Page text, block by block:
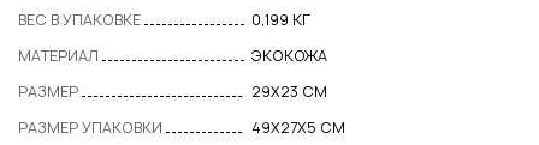
ВЕС В УПАКОВКЕ
0,199 КГ
МАТЕРИАЛ
ЭКОКОЖА
РАЗМЕР
29Х23 СМ
РАЗМЕР УПАКОВКИ
49Х27Х5 СМ